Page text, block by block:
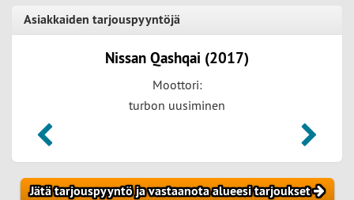
Asiakkaiden tarjouspyyntöjä
Nissan Qashqai (2017)
Moottori:
turbon uusiminen
Jätä tarjouspyyntö ja vastaanota alueesi tarjoukset